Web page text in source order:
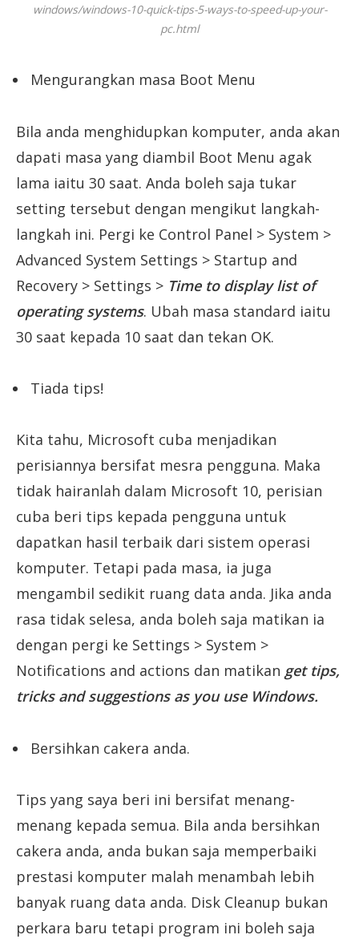
windows/windows-10-quick-tips-5-ways-to-speed-up-your-
pc.html
Mengurangkan masa Boot Menu
Bila anda menghidupkan komputer, anda akan
dapati masa yang diambil Boot Menu agak
lama iaitu 30 saat. Anda boleh saja tukar
setting tersebut dengan mengikut langkah-
langkah ini. Pergi ke Control Panel > System >
Advanced System Settings > Startup and
Recovery > Settings > Time to display list of
operating systems. Ubah masa standard iaitu
30 saat kepada 10 saat dan tekan OK.
Tiada tips!
Kita tahu, Microsoft cuba menjadikan
perisiannya bersifat mesra pengguna. Maka
tidak hairanlah dalam Microsoft 10, perisian
cuba beri tips kepada pengguna untuk
dapatkan hasil terbaik dari sistem operasi
komputer. Tetapi pada masa, ia juga
mengambil sedikit ruang data anda. Jika anda
rasa tidak selesa, anda boleh saja matikan ia
dengan pergi ke Settings > System >
Notifications and actions dan matikan get tips,
tricks and suggestions as you use Windows.
Bersihkan cakera anda.
Tips yang saya beri ini bersifat menang-
menang kepada semua. Bila anda bersihkan
cakera anda, anda bukan saja memperbaiki
prestasi komputer malah menambah lebih
banyak ruang data anda. Disk Cleanup bukan
perkara baru tetapi program ini boleh saja